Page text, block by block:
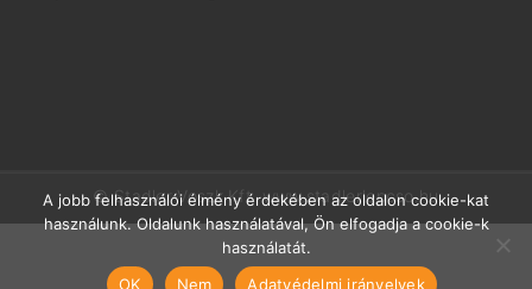
© Stadler-Voszk Kft.www.stadlerlepcso.hu
A jobb felhasználói élmény érdekében az oldalon cookie-kat
használunk. Oldalunk használatával, Ön elfogadja a cookie-k
használatát.
OK
Nem Adatvédelmi irányelvek